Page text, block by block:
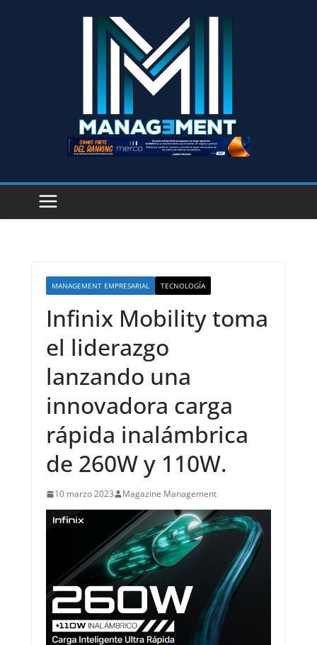
MANAGEMENT EMPRESARIAL TECNOLOGÍA
Infinix Mobility toma
el liderazgo
lanzando una
innovadora carga
rápida inalámbrica
de 260W y 110W.
10 marzo 2023 Magazine Management